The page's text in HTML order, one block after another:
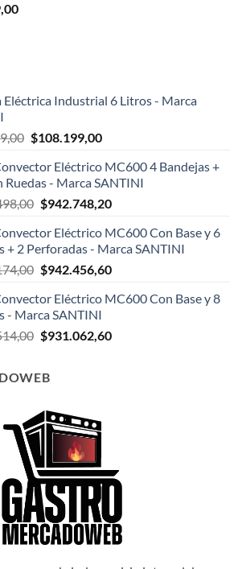
Eléctrica Industrial 6 Litros - Marca
El
original
era:
$124.999,00.
$108.199,00El
actual
es:
$108.199,00.
Eléctrico MC600 4 Bandejas +
Ruedas - Marca SANTINI
El
original
era:
$1.047.498,00.
$942.748,20El
actual
es:
$942.748,20.
Eléctrico MC600 Con Base y 6
+ 2 Perforadas - Marca SANTINI
El
original
era:
$1.047.174,00.
$942.456,60El
actual
$942.456,60.
Eléctrico MC600 Con Base y 8
- Marca SANTINI
El
era:
$931.062,60El